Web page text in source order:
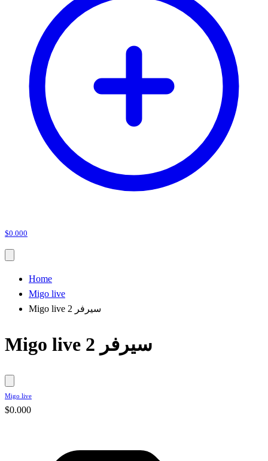
$0.000
Home
Migo live
Migo live سيرفر 2
Migo live سيرفر 2
Migo live
$0.000